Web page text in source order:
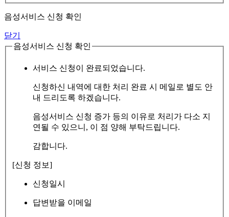
음성서비스 신청 확인
닫기
음성서비스 신청 확인
서비스 신청이 완료되었습니다.
신청하신 내역에 대한 처리 완료 시 메일로 별도 안
내 드리도록 하겠습니다.
음성서비스 신청 증가 등의 이유로 처리가 다소 지
연될 수 있으니, 이 점 양해 부탁드립니다.
감합니다.
[신청 정보]
신청일시
답변받을 이메일